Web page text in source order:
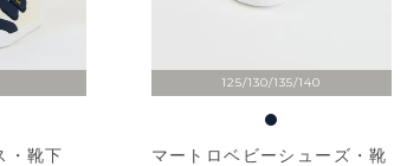
・靴下
125/130/135/140
マートロベビーシューズ・靴